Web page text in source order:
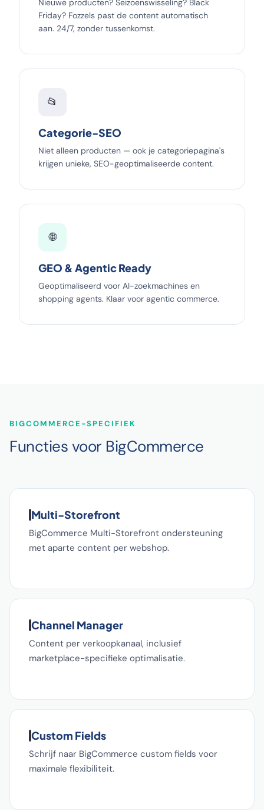
Nieuwe producten? Seizoenswisseling? Black
Friday? Fozzels past de content automatisch
aan. 24/7, zonder tussenkomst.
📂
Categorie-SEO
Niet alleen producten — ook je categoriepagina's
krijgen unieke, SEO-geoptimaliseerde content.
🌐
GEO & Agentic Ready
Geoptimaliseerd voor AI-zoekmachines en
shopping agents. Klaar voor agentic commerce.
BIGCOMMERCE-SPECIFIEK
Functies voor BigCommerce
Multi-Storefront
BigCommerce Multi-Storefront ondersteuning
met aparte content per webshop.
Channel Manager
Content per verkoopkanaal, inclusief
marketplace-specifieke optimalisatie.
Custom Fields
Schrijf naar BigCommerce custom fields voor
maximale flexibiliteit.